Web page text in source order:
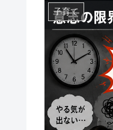
子育て